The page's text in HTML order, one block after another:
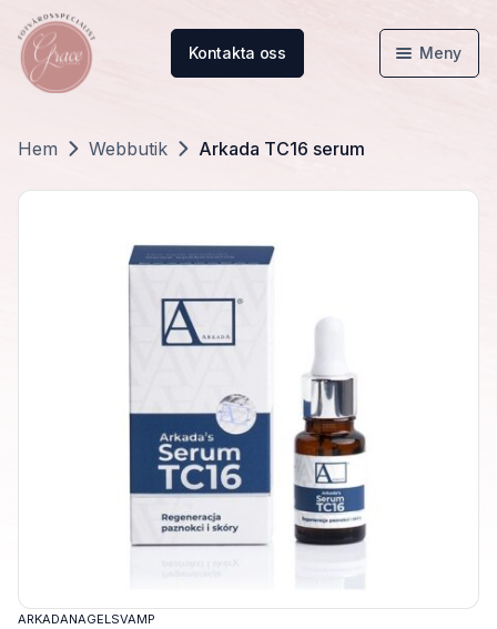
Meny
Hem
Kunskapsbanken
Kontakta oss
Hem Webbutik Arkada TC16 serum
ARKADANAGELSVAMP